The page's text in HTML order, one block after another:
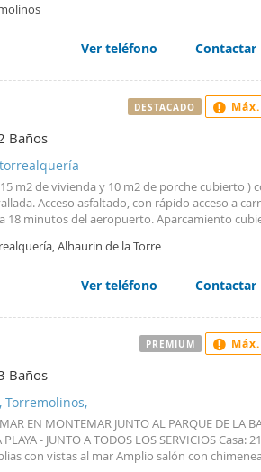
y bien orientadas, acompañadas de 7
de alta calidad. Destacan sus 4 cocinas
tanto para el día a día como para eventos o
y relajante. La piscina privada se convierte
del clima y momentos de descanso.
con capacidad para varios vehículos. Una
y lujo, ideal para una vivienda familiar.
Real Estate
Ver teléfono Contactar
Baños
m2 de vivienda y 10 m2 de porche cubierto )
Acceso asfaltado, con rápido acceso a
18 minutos del aeropuerto. Aparcamiento
o SIN AMUEBLAR. Consta de salón-
(una de ellas en suite) y dos baños
mascota pequeña. REFERENCIA: 15542.
Alhaurin de la Torre
Ver teléfono Contactar
DESTACADO
Baños
Torremolinos,
EN MONTEMAR JUNTO AL PARQUE DE LA
- JUNTO A TODOS LOS SERVICIOS Casa:
con vistas al mar Amplio salón con
PREMIUM